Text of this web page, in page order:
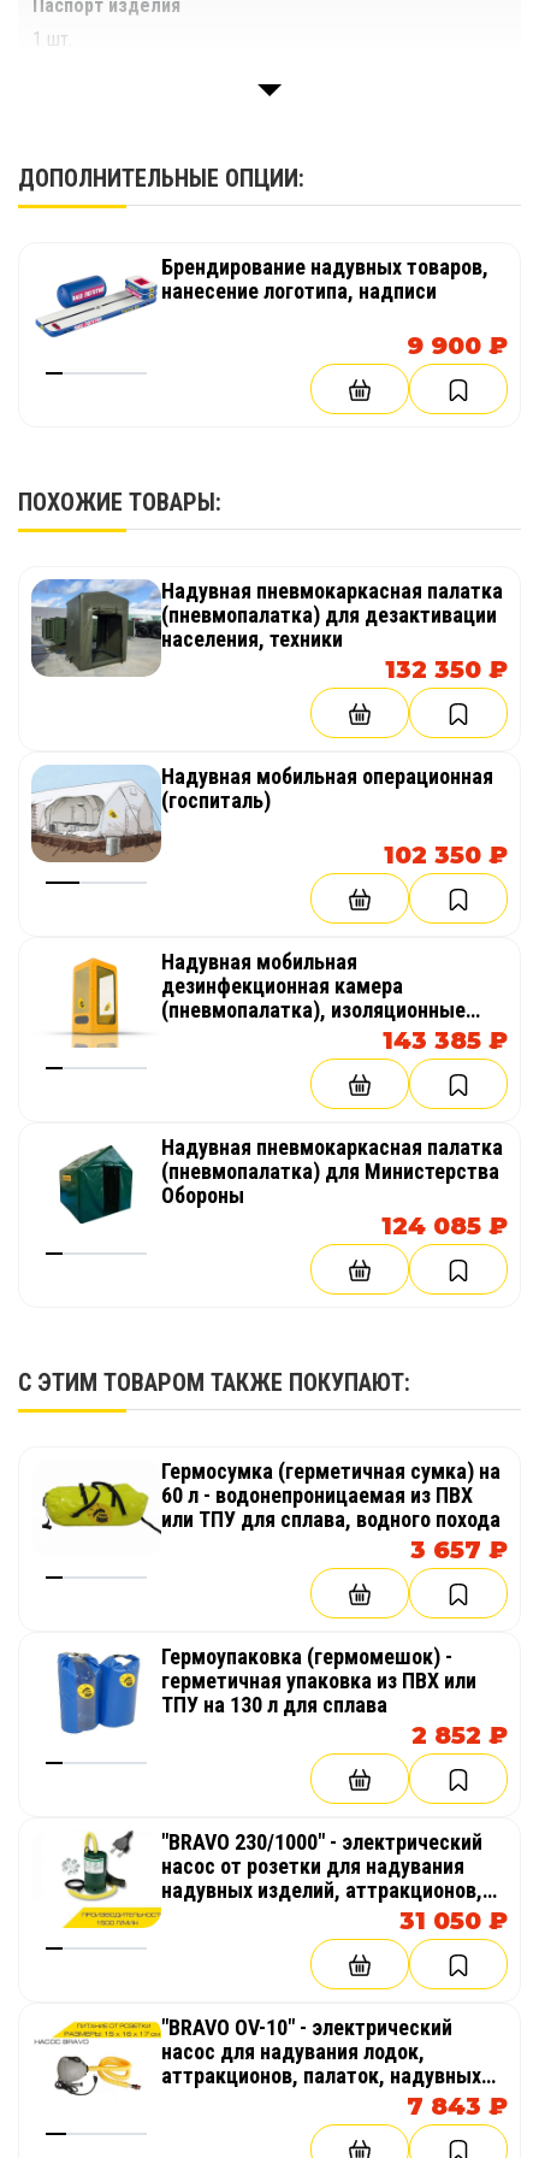
эффект, принцип работы которого основан
на «эффекте термоса».
Использование в комплектации модулей
позволяющих сохранять температуру по полу
палаток +12-14°С при температуре наружного
Паспорт изделия
1 шт.
ДОПОЛНИТЕЛЬНЫЕ ОПЦИИ:
Брендирование надувных товаров,
нанесение логотипа, надписи
9 900 ₽
ПОХОЖИЕ ТОВАРЫ:
Надувная пневмокаркасная палатка
(пневмопалатка) для дезактивации
населения, техники
132 350 ₽
Надувная мобильная операционная
(госпиталь)
102 350 ₽
Надувная мобильная
дезинфекционная камера
(пневмопалатка), изоляционные
143 385 ₽
Надувная пневмокаркасная палатка
(пневмопалатка) для Министерства
Обороны
124 085 ₽
С ЭТИМ ТОВАРОМ ТАКЖЕ ПОКУПАЮТ:
Гермосумка (герметичная сумка) на
60 л - водонепроницаемая из ПВХ
или ТПУ для сплава, водного похода
3 657 ₽
Гермоупаковка (гермомешок) -
герметичная упаковка из ПВХ или
ТПУ на 130 л для сплава
2 852 ₽
"BRAVO 230/1000" - электрический
насос от розетки для надувания
надувных изделий, аттракционов,
31 050 ₽
"BRAVO OV-10" - электрический
насос для надувания лодок,
аттракционов, палаток, надувных
7 843 ₽